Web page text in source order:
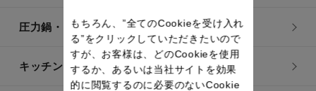
圧力鍋・電気圧力鍋
キッチン用品
もちろん、”全てのCookieを受け入れ
る”をクリックしていただきたいので
すが、お客様は、どのCookieを使用
するか、あるいは当社サイトを効果
的に閲覧するのに必要のないCookie